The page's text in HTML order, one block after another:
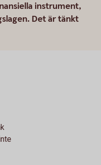
instrument,
Det är tänkt